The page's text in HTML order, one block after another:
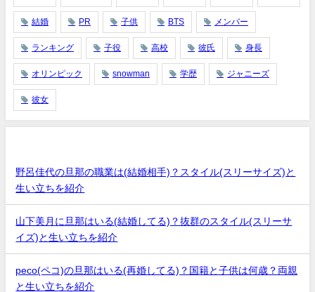
結婚 PR 子供 BTS メンバー
ランキング 子役 高校 彼氏 身長
オリンピック snowman 学歴 ジャニーズ
彼女
野呂佳代の旦那の職業は(結婚相手)？スタイル(スリーサイズ)と
生い立ちを紹介
山下美月に旦那はいる(結婚してる)？抜群のスタイル(スリーサ
イズ)と生い立ちを紹介
peco(ペコ)の旦那はいる(再婚してる)？国籍と子供は何歳？両親
と生い立ちを紹介